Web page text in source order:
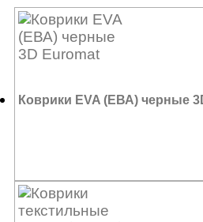
Коврики EVA (ЕВА) черные
5 100₽